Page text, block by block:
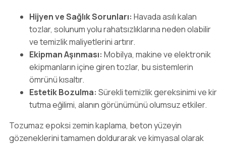
Hijyen ve Sağlık Sorunları: Havada asılı kalan
tozlar, solunum yolu rahatsızlıklarına neden olabilir
ve temizlik maliyetlerini artırır.
Ekipman Aşınması: Mobilya, makine ve elektronik
ekipmanların içine giren tozlar, bu sistemlerin
ömrünü kısaltır.
Estetik Bozulma: Sürekli temizlik gereksinimi ve kir
tutma eğilimi, alanın görünümünü olumsuz etkiler.
Tozumaz epoksi zemin kaplama, beton yüzeyin
gözeneklerini tamamen doldurarak ve kimyasal olarak